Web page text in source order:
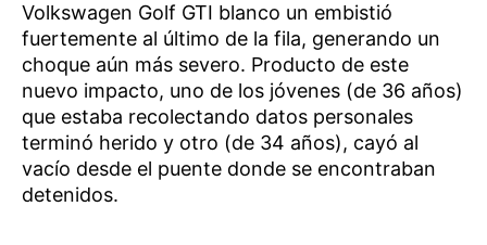
Volkswagen Golf GTI blanco un embistió
fuertemente al último de la fila, generando un
choque aún más severo. Producto de este
nuevo impacto, uno de los jóvenes (de 36 años)
que estaba recolectando datos personales
terminó herido y otro (de 34 años), cayó al
vacío desde el puente donde se encontraban
detenidos.